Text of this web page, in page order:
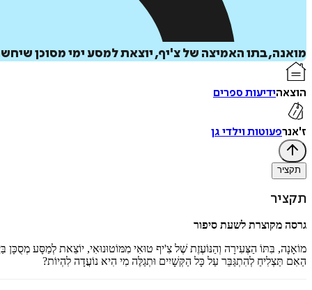
מואנה, בתו האמיצה של צ'יף, יוצאת למסע ימי מסוכן
הוצאהידיעות ספרים
ז'אנרפעוטות וילדי גן
תקציר
תקציר
גרסה מקוצרת לשעת סיפור
מוֹאָנָה, בִּתּוֹ הַצְּעִירָה וְהַנּוֹעֶזֶת שֶׁל צִ'יף טוּאִי מִמּוֹטוּנוּאִי, יוֹצֵאת לְמַסָּע מְסֻכָּן
הַאִם תַּצְלִיחַ לְהִתְגַּבֵּר עַל כָּל הַקְּשָׁיִים וּתְגַלֶּה מִי הִיא נוֹעֲדָה לִהְיוֹת?